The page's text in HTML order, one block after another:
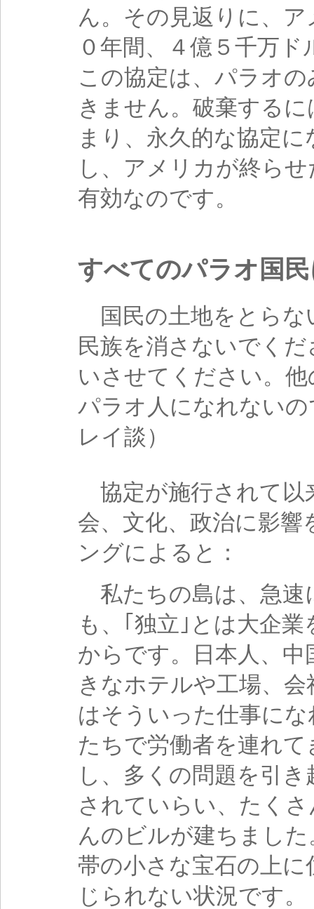
ん。その見返りに、
０年間、４億５千万
この協定は、パラオ
きません。破棄する
まり、永久的な協定
し、アメリカが終ら
有効なのです。
すべてのパラオ国
国民の土地をとらな
民族を消さないでく
いさせてください。
パラオ人になれない
レイ談）
協定が施行されて以
会、文化、政治に影
ングによると：
私たちの島は、急速
も、｢独立｣とは大企
からです。日本人、
きなホテルや工場、
はそういった仕事に
たちで労働者を連れ
し、多くの問題を引
されていらい、たく
んのビルが建ちまし
帯の小さな宝石の上
じられない状況です。